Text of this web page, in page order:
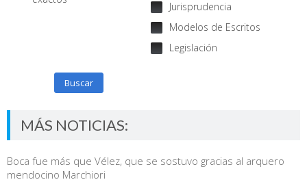
Jurisprudencia
Modelos de Escritos
Legislación
Buscar
MÁS NOTICIAS:
Boca fue más que Vélez, que se sostuvo gracias al arquero
mendocino Marchiori